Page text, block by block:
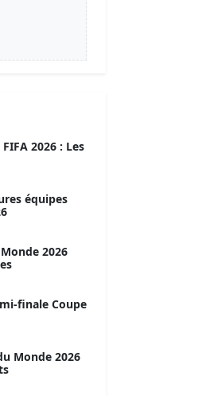
2026 : Les
équipes
2026
finale Coupe
Monde 2026